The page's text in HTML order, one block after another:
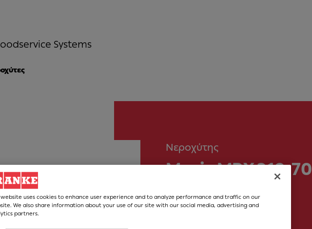
Systems
Νεροχύτης
Maris MRX 210-70
Νούμερο Άρθρου
website uses cookies to enhance user experience and to analyze performance and traffic on our
We also share information about your use of our site with our social media, advertising and
partners.